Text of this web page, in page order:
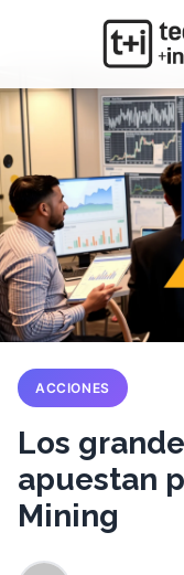
ACCIONES
Los
apuestan
Mining